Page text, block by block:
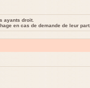
ayants droit.
en cas de demande de leur part.